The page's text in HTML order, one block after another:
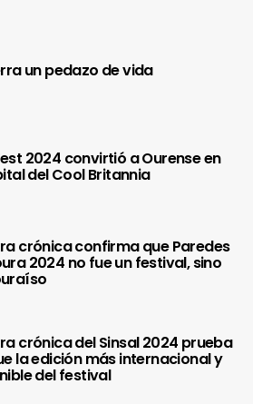
un pedazo de vida
2024 convirtió a Ourense en
del Cool Britannia
crónica confirma que Paredes
2024 no fue un festival, sino
crónica del Sinsal 2024 prueba
la edición más internacional y
del festival